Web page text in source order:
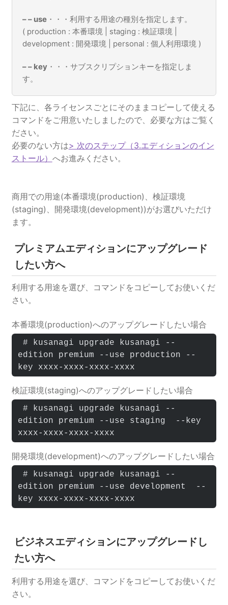
– – use・・・利用する用途の種別を指定します。
( production : 本番環境 | staging : 検証環境 |
development : 開発環境 | personal : 個人利用環境 )
– – key・・・サブスクリプションキーを指定しま
す。
下記に、各ライセンスごとにそのままコピーして使える
コマンドをご用意いたしましたので、必要な方はご覧く
ださい。
必要のない方は> 次のステップ（3.エディションのイン
ストール） へお進みください。
商用での用途(本番環境(production)、検証環境
(staging)、開発環境(development))がお選びいただけ
ます。
プレミアムエディションにアップグレード
したい方へ
利用する用途を選び、コマンドをコピーしてお使いくだ
さい。
本番環境(production)へのアップグレードしたい場合
edition premium --use production --
key xxxx-xxxx-xxxx-xxxx
検証環境(staging)へのアップグレードしたい場合
edition premium --use staging  --key
xxxx-xxxx-xxxx-xxxx
開発環境(development)へのアップグレードしたい場合
edition premium --use development  --
key xxxx-xxxx-xxxx-xxxx
ビジネスエディションにアップグレードし
たい方へ
利用する用途を選び、コマンドをコピーしてお使いくだ
さい。